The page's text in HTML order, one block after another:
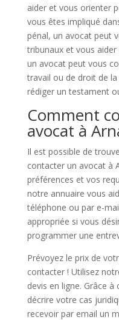
aider et vous orienter
vous êtes impliqué
pénal, un avocat peut
tribunaux et vous
un avocat peut vous
travail ou de droit de
rédiger un testament
Comment
avocat à
Il est possible de
contacter un avocat à
préférences et vos
notre annuaire vous
téléphone ou par e-
appropriée si vous
programmer une
Prévoyez le prix de
contacter ! Utilisez
devis en ligne. Grâce
décrire votre cas
recevoir par email un